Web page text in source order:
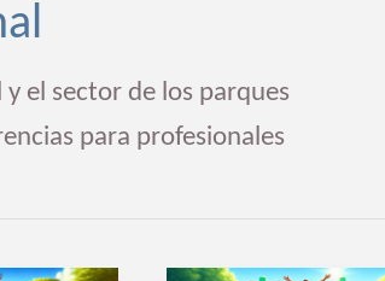
el sector de los parques
para profesionales